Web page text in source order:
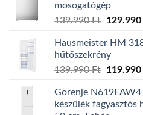
mosogatógép
139.990Ft
Original
was:
139.990
129.990
Hausmeister HM
hűtőszekrény
139.990Ft
Original
was:
139.990
119.990
Gorenje
készülék fagyasztós